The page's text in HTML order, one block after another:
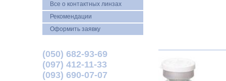
Все о контактных линзах
Рекомендации
Оформить заявку
(050) 682-93-69
(097) 412-11-33
(093) 690-07-07